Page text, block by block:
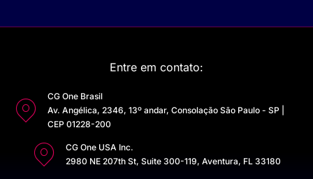
Entre em contato:
CG One Brasil
Av. Angélica, 2346, 13º andar, Consolação São Paulo - SP |
CEP 01228-200
CG One USA Inc.
2980 NE 207th St, Suite 300-119, Aventura, FL 33180